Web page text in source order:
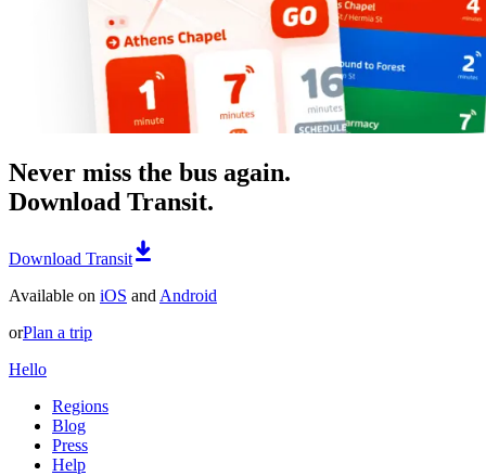
Never miss the bus again.
Download Transit.
Download Transit
Available on iOS and Android
orPlan a trip
Hello
Regions
Blog
Press
Help